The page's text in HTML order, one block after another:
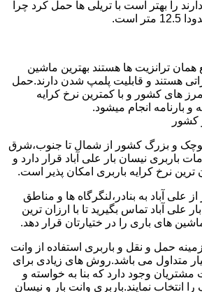
را بهتر است با تریلی ها حمل کرد چرا
است.
همان ترانزیت ها هستند بهترین ماشین
هستند و قابلیت پلمپ شدن دارند.حمل
مرز های کشور و با کمترین نرخ کرایه
و بارنامه انجام میشود.
کشور
و بزرگ کشور از شمال تا جنوب،شرق
نیسان بار علی آباد قرار دارد و
ترین نرخ کرایه باربری امکان پذیر است.
علی آباد به بنادر،لنگرگاه ها و مناطق
علی آباد تماس بگیرید تا با ارزان ترین
های باری را در ختیارتان قرار دهد.
حمل و نقل و باربری استفاده از وانت
متداول می باشد.روش های زیادی برای
مشتریان وجود دارد که بنا به خواسته و
را انتخاب نمایند.باربری وانت بار و نیسان